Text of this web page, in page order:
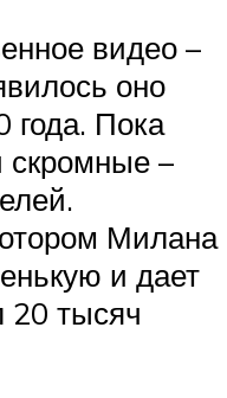
видео –
оно
года. Пока
скромные –
Милана
и дает
20 тысяч